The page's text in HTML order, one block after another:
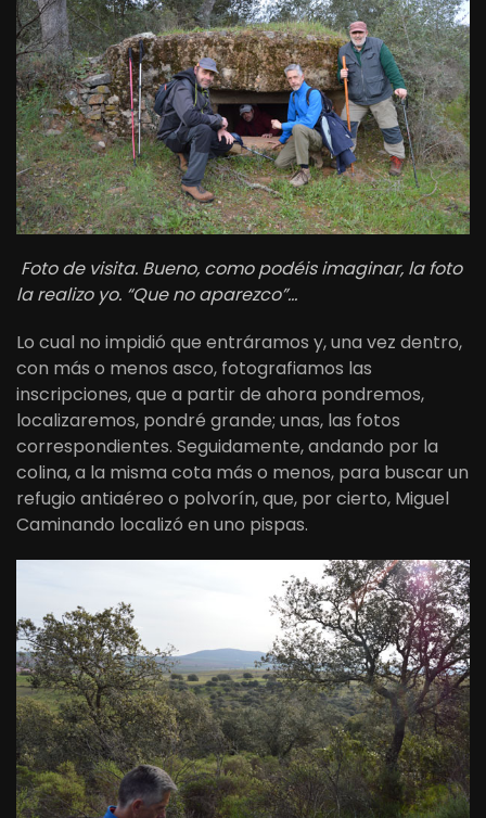
Foto de visita. Bueno, como podéis imaginar, la foto
la realizo yo. “Que no aparezco”…
Lo cual no impidió que entráramos y, una vez dentro,
con más o menos asco, fotografiamos las
inscripciones, que a partir de ahora pondremos,
localizaremos, pondré grande; unas, las fotos
correspondientes. Seguidamente, andando por la
colina, a la misma cota más o menos, para buscar un
refugio antiaéreo o polvorín, que, por cierto, Miguel
Caminando localizó en uno pispas.